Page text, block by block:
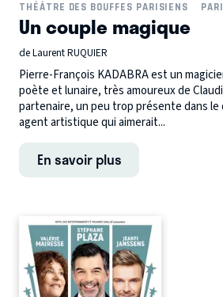
THÉÂTRE DES BOUFFES PARISIENS
Un couple magique
de Laurent RUQUIER
Pierre-François KADABRA est un
poète et lunaire, très amoureux de
partenaire, un peu trop présente dans le
agent artistique qui aimerait...
En savoir plus